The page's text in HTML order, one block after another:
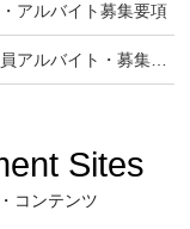
アルバイト募集要項
パッケージプラザ 目黒八雲店 契約社員アルバイト・募集要項
Sites
コンテンツ